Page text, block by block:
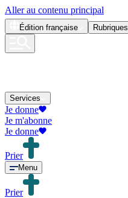
Aller au contenu principal
Édition française Rubriques
Services
Je donne
Je m'abonne
Je donne
Prier
Menu
Prier